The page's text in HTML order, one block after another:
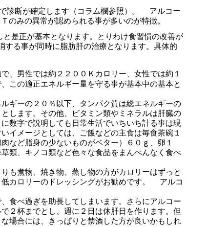
診断が確定します（コラム欄参照）。 アルコー
のみの異常が認められる事が多いのが特徴。
是正が基本となります。とりわけ食習慣の改善が
る事が同時に脂肪肝の治療となります。具体的
、男性では約２２００Ｋカロリー、女性では約１
この適正エネルギー量を守る事が基本中の基本と
ギーの２０％以下、タンパク質は総エネルギーの
します。その他、ビタミン類やミネラルは肝臓の
数字で説明しても日常生活でいちいち計る事は現
イメージとしては、ご飯などの主食は毎食茶碗１
など脂身の少ないものがベター）６０ｇ、卵１
類、キノコ類など色々な食品をまんべんなく食べ
も煮物、焼き物、蒸し物の方がカロリーはずっと
低カロリーのドレッシングがお勧めです。 アルコ
食べ過ぎを助長してしまいます。さらにアルコー
２杯までとし、週に２日は休肝日を作ります。但
場合には、きっぱりと禁酒した方が良いかもしれ